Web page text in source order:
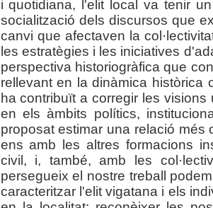
i quotidiana, l'elit local va tenir
socialització dels discursos que
canvi que afectaven la
les estratègies i les iniciatives
perspectiva historiogràfica que
rellevant en la dinàmica històrica
ha contribuït a corregir les
en els àmbits polítics,
proposat estimar una relació
ens amb les altres formacions
civil, i, també, amb les
persegueix el nostre treball
caracteritzar l'elit vigatana i els